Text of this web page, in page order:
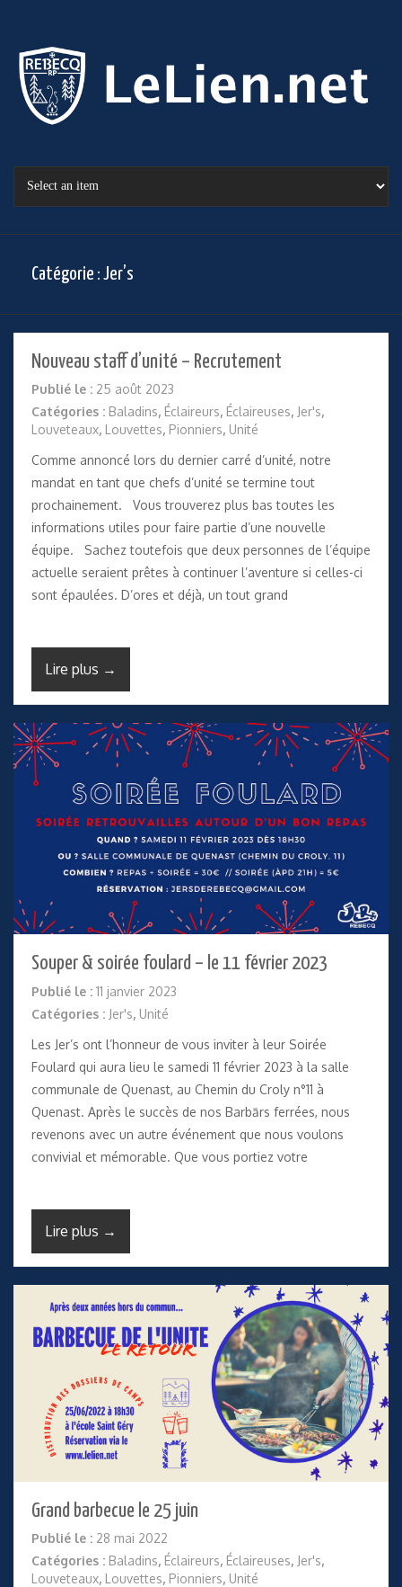
Catégorie : Jer’s
Nouveau staff d’unité – Recrutement
Publié le : 25 août 2023
Catégories : Baladins, Éclaireurs, Éclaireuses, Jer's,
Louveteaux, Louvettes, Pionniers, Unité
Comme annoncé lors du dernier carré d’unité, notre
mandat en tant que chefs d’unité se termine tout
prochainement. Vous trouverez plus bas toutes les
informations utiles pour faire partie d’une nouvelle
équipe. Sachez toutefois que deux personnes de l’équipe
actuelle seraient prêtes à continuer l’aventure si celles-ci
sont épaulées. D’ores et déjà, un tout grand
Lire plus →
Souper & soirée foulard – le 11 février 2023
Publié le : 11 janvier 2023
Catégories : Jer's, Unité
Les Jer’s ont l’honneur de vous inviter à leur Soirée
Foulard qui aura lieu le samedi 11 février 2023 à la salle
communale de Quenast, au Chemin du Croly n°11 à
Quenast. Après le succès de nos Barbārs ferrées, nous
revenons avec un autre événement que nous voulons
convivial et mémorable. Que vous portiez votre
Lire plus →
Grand barbecue le 25 juin
Publié le : 28 mai 2022
Catégories : Baladins, Éclaireurs, Éclaireuses, Jer's,
Louveteaux, Louvettes, Pionniers, Unité